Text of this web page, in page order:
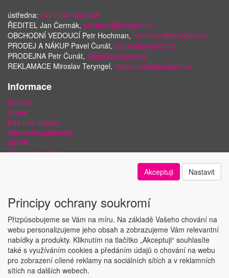
ústředna: +420 241 483 338
ŘEDITEL Jan Čermák, prosport@prosport.cz
OBCHODNÍ VEDOUCÍ Petr Hochman, hochman@prosport.cz
PRODEJ A NÁKUP Pavel Čunát, cunat@prosport.cz
PRODEJNA Petr Čunát, sklad@prosport.cz
REKLAMACE Miroslav Teryngel, reklamace@prosport.cz
Informace
Kontakt
O nás
Kde nás najdete
Obchodní podmínky
GDPR
Doprava a platba
Copyright © ABRA Software a.s. 2018
Akceptuji Nastavit
Principy ochrany soukromí
Přizpůsobujeme se Vám na míru. Na základě Vašeho chování na
webu personalizujeme jeho obsah a zobrazujeme Vám relevantní
nabídky a produkty. Kliknutím na tlačítko „Akceptuji“ souhlasíte
také s využíváním cookies a předáním údajů o chování na webu
pro zobrazení cílené reklamy na sociálních sítích a v reklamních
sítích na dalších webech.